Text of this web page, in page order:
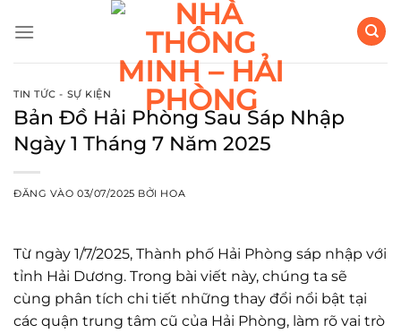
qua
TIN TỨC - SỰ KIỆN
Bản Đồ Hải Phòng Sau Sáp Nhập
Ngày 1 Tháng 7 Năm 2025
ĐĂNG VÀO03/07/2025 BỞI HOA
Từ ngày 1/7/2025, Thành phố Hải Phòng sáp nhập với
tỉnh Hải Dương. Trong bài viết này, chúng ta sẽ
cùng phân tích chi tiết những thay đổi nổi bật tại
các quận trung tâm cũ của Hải Phòng, làm rõ vai trò